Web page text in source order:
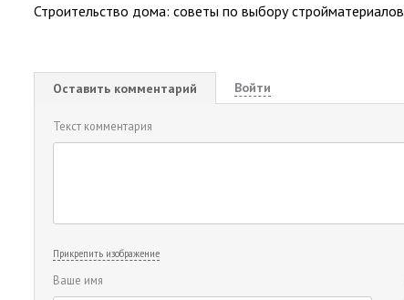
Строительство дома: советы по выбору стройматериалов
Оставить комментарий Войти
Текст комментария
Прикрепить изображение
Ваше имя